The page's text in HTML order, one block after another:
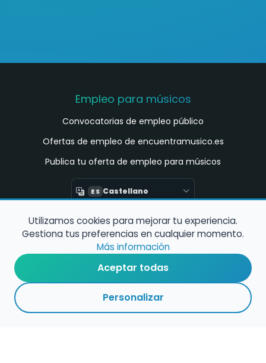
Empleo para músicos
Convocatorias de empleo público
Ofertas de empleo de encuentramusico.es
Publica tu oferta de empleo para músicos
ES Castellano
Encuentra Músico
Buscador de Músicos
Encuentra Pianista Acompañante
Asesoría para músicos y docentes
Utilizamos cookies para mejorar tu experiencia.
Gestiona tus preferencias en cualquier momento.
Más información
Aceptar todas
Personalizar